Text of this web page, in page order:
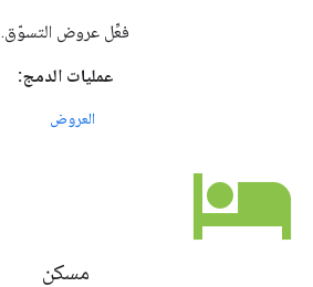
فعِّل عروض التسوّق.
عمليات الدمج:
العروض
hotel
مسكن